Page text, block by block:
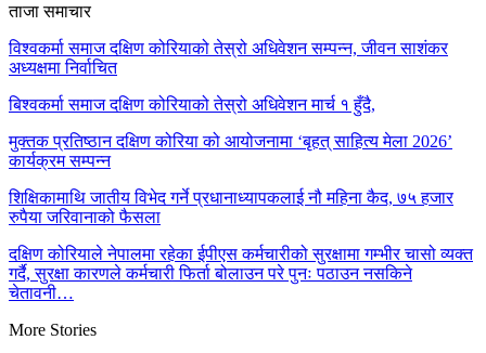
ताजा समाचार
विश्वकर्मा समाज दक्षिण कोरियाको तेस्रो अधिवेशन सम्पन्न, जीवन साशंकर
अध्यक्षमा निर्वाचित
बिश्वकर्मा समाज दक्षिण कोरियाको तेस्रो अधिवेशन मार्च १ हुँदै,
मुक्तक प्रतिष्ठान दक्षिण कोरिया को आयोजनामा ‘बृहत् साहित्य मेला 2026’
कार्यक्रम सम्पन्न
शिक्षिकामाथि जातीय विभेद गर्ने प्रधानाध्यापकलाई नौ महिना कैद, ७५ हजार
रुपैया जरिवानाको फैसला
दक्षिण कोरियाले नेपालमा रहेका ईपीएस कर्मचारीको सुरक्षामा गम्भीर चासो व्यक्त
गर्दै, सुरक्षा कारणले कर्मचारी फिर्ता बोलाउन परे पुनः पठाउन नसकिने
चेतावनी…
More Stories